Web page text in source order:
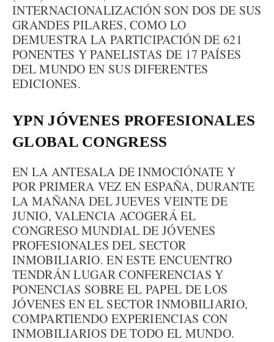
INTERNACIONALIZACIÓN SON DOS DE SUS
GRANDES PILARES, COMO LO
DEMUESTRA LA PARTICIPACIÓN DE 621
PONENTES Y PANELISTAS DE 17 PAÍSES
DEL MUNDO EN SUS DIFERENTES
EDICIONES.
YPN JÓVENES PROFESIONALES
GLOBAL CONGRESS
EN LA ANTESALA DE INMOCIÓNATE Y
POR PRIMERA VEZ EN ESPAÑA, DURANTE
LA MAÑANA DEL JUEVES VEINTE DE
JUNIO, VALENCIA ACOGERÁ EL
CONGRESO MUNDIAL DE JÓVENES
PROFESIONALES DEL SECTOR
INMOBILIARIO. EN ESTE ENCUENTRO
TENDRÁN LUGAR CONFERENCIAS Y
PONENCIAS SOBRE EL PAPEL DE LOS
JÓVENES EN EL SECTOR INMOBILIARIO,
COMPARTIENDO EXPERIENCIAS CON
INMOBILIARIOS DE TODO EL MUNDO.